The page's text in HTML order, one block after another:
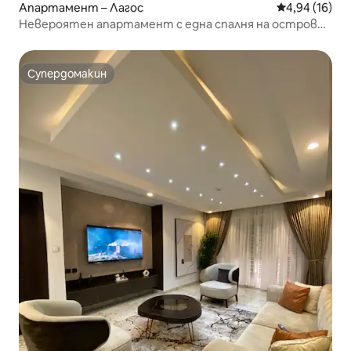
Апартамент – Лагос Средна
4,94 (16)
Невероятен апартамент с една спалня на остров
Супердомакин
Супердомакин